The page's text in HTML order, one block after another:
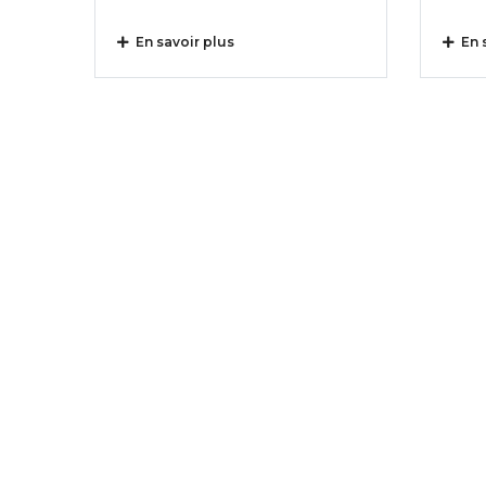
En savoir plus En